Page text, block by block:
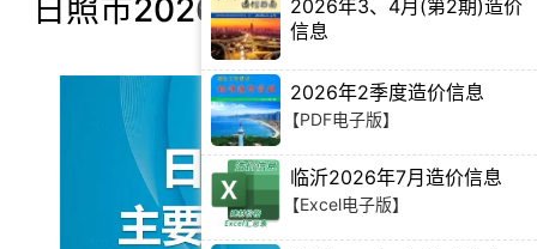
日照市2026年5月造价信息下载
2026年3、4月(第2期)造价
信息
2026年2季度造价信息
【PDF电子版】
临沂2026年7月造价信息
【Excel电子版】